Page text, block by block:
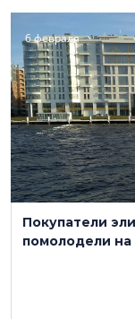
6 февраля
Покупатели
помолодели на